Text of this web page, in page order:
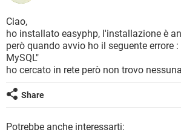
TIKTOK
HARDWARE
INSTAGRAM
TIKTOK FACEBOOK
HARDWARE
INTRATTENIMENTO
iOS
INSTAGRAM
TIKTOK FACEBOOK
HARDWARE
COVID-19
INTRATTENIMENTO ANDROID
iOS
TIKTOK
Ciao,
ho installato easyphp, l'installazione è
però quando avvio ho il seguente errore
MySQL"
ho cercato in rete però non trovo
Share
Potrebbe anche interessarti: